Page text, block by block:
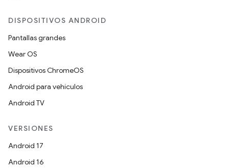
DISPOSITIVOS ANDROID
Pantallas grandes
Wear OS
Dispositivos ChromeOS
Android para vehículos
Android TV
VERSIONES
Android 17
Android 16